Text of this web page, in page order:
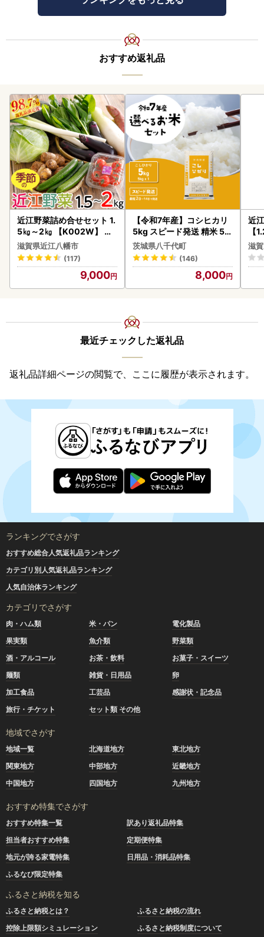
おすすめ返礼品
近江野菜詰め合せセット 1.
5㎏～2㎏ 【K002W】 野
菜 旬 新鮮
滋賀県近江八幡市
(117)
9,000
【令和7年産】コシヒカリ
5kg スピード発送 精米 5k
g x 1袋 白米 茨城県 八千代
町
茨城県八千代町
(146)
8,000
近
【
】
滋
最近チェックした返礼品
返礼品詳細ページの閲覧で、ここに履歴が表示されます。
ランキングでさがす
おすすめ総合人気返礼品ランキング
カテゴリ別人気返礼品ランキング
人気自治体ランキング
カテゴリでさがす
肉・ハム類 米・パン
電化製品
果実類
魚介類
野菜類
酒・アルコール
お茶・飲料
お菓子・スイーツ
麺類
雑貨・日用品
卵
加工食品
工芸品
感謝状・記念品
旅行・チケット
セット類 その他
地域でさがす
地域一覧 北海道地方
東北地方
関東地方
中部地方
近畿地方
中国地方
四国地方 九州地方
おすすめ特集でさがす
おすすめ特集一覧
訳あり返礼品特集
担当者おすすめ特集
定期便特集
地元が誇る家電特集
日用品・消耗品特集
ふるなび限定特集
ふるさと納税を知る
ふるさと納税とは？
ふるさと納税の流れ
控除上限額シミュレーション
ふるさと納税制度について